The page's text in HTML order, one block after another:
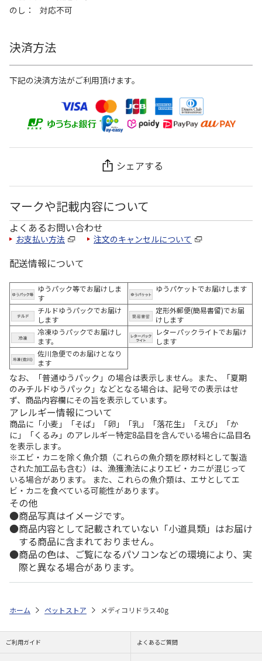
のし
対応不可
決済方法
下記の決済方法がご利用頂けます。
シェアする
マークや記載内容について
よくあるお問い合わせ
お支払い方法 注文のキャンセルについて
配送情報について
ゆうパック等でお届けしま
す
ゆうパケットでお届けします
チルドゆうパックでお届け
します
定形外郵便(簡易書留)でお届
けします
冷凍ゆうパックでお届けし
ます。
レターパックライトでお届け
します
佐川急便でのお届けとなり
ます
なお、「普通ゆうパック」の場合は表示しません。また、「夏期
のみチルドゆうパック」などとなる場合は、記号での表示はせ
ず、商品内容欄にその旨を表示しています。
アレルギー情報について
商品に「小麦」「そば」「卵」「乳」「落花生」「えび」「か
に」「くるみ」のアレルギー特定8品目を含んでいる場合に品目名
を表示します。
※エビ・カニを除く魚介類（これらの魚介類を原材料として製造
された加工品も含む）は、漁獲漁法によりエビ・カニが混じって
いる場合があります。 また、これらの魚介類は、エサとしてエ
ビ・カニを食べている可能性があります。
その他
商品写真はイメージです。
商品内容として記載されていない「小道具類」はお届け
する商品に含まれておりません。
商品の色は、ご覧になるパソコンなどの環境により、実
際と異なる場合があります。
ホーム ペットストア メディコリドラス40g
ご利用ガイド よくあるご質問